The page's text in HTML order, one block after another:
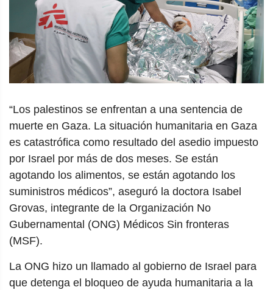
“Los palestinos se enfrentan a una sentencia de
muerte en Gaza. La situación humanitaria en Gaza
es catastrófica como resultado del asedio impuesto
por Israel por más de dos meses. Se están
agotando los alimentos, se están agotando los
suministros médicos”, aseguró la doctora Isabel
Grovas, integrante de la Organización No
Gubernamental (ONG) Médicos Sin fronteras
(MSF).
La ONG hizo un llamado al gobierno de Israel para
que detenga el bloqueo de ayuda humanitaria a la